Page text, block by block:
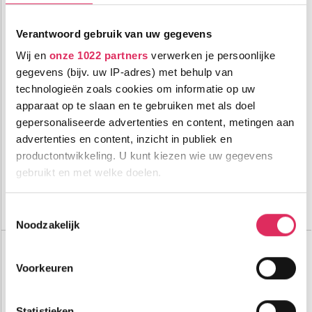
Verantwoord gebruik van uw gegevens
Wij en onze 1022 partners verwerken je persoonlijke
gegevens (bijv. uw IP-adres) met behulp van
technologieën zoals cookies om informatie op uw
apparaat op te slaan en te gebruiken met als doel
gepersonaliseerde advertenties en content, metingen aan
advertenties en content, inzicht in publiek en
productontwikkeling. U kunt kiezen wie uw gegevens
gebruikt en met welke doelen.
Informatie verzamelen over uw geografische
Uw apparaat identificeren door het actief te
scannen op specifieke eigenschappen (fingerprinting)
Noodzakelijk
Voorkeuren
Vrijstaand 12-persoons chalet met sauna gelegen in
Petit Châtel!
vanaf
522
incl. skipas
2400m tot centrum
1200m tot piste
logies